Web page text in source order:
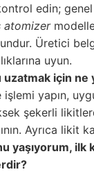
edin;
atomizer
Üretici
uyun.
için ne
yapın,
şekerli
Ayrıca likit
yaşıyorum,